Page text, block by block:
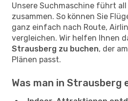
Unsere Suchmaschine führt all
zusammen. So können Sie
ganz einfach nach Route,
vergleichen. Wir helfen Ihnen
Strausberg zu buchen, der
Plänen passt.
Was man in Strausberg